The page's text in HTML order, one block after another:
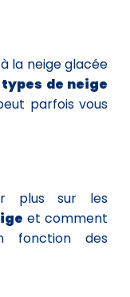
la neige glacée
de neige
parfois vous
plus sur les
et comment
fonction des